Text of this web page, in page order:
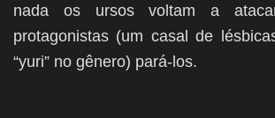
nada os ursos voltam a
protagonistas (um casal de
“yuri” no gênero) pará-los.